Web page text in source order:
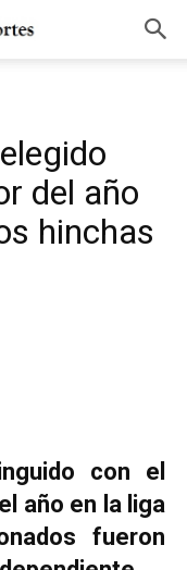
del año
hinchas
con el
año en la liga
fueron